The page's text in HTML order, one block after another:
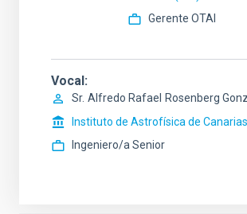
Gerente OTAI
Vocal
Sr. Alfredo Rafael
Rosenberg
Instituto de Astrofísica de
Ingeniero/a Senior